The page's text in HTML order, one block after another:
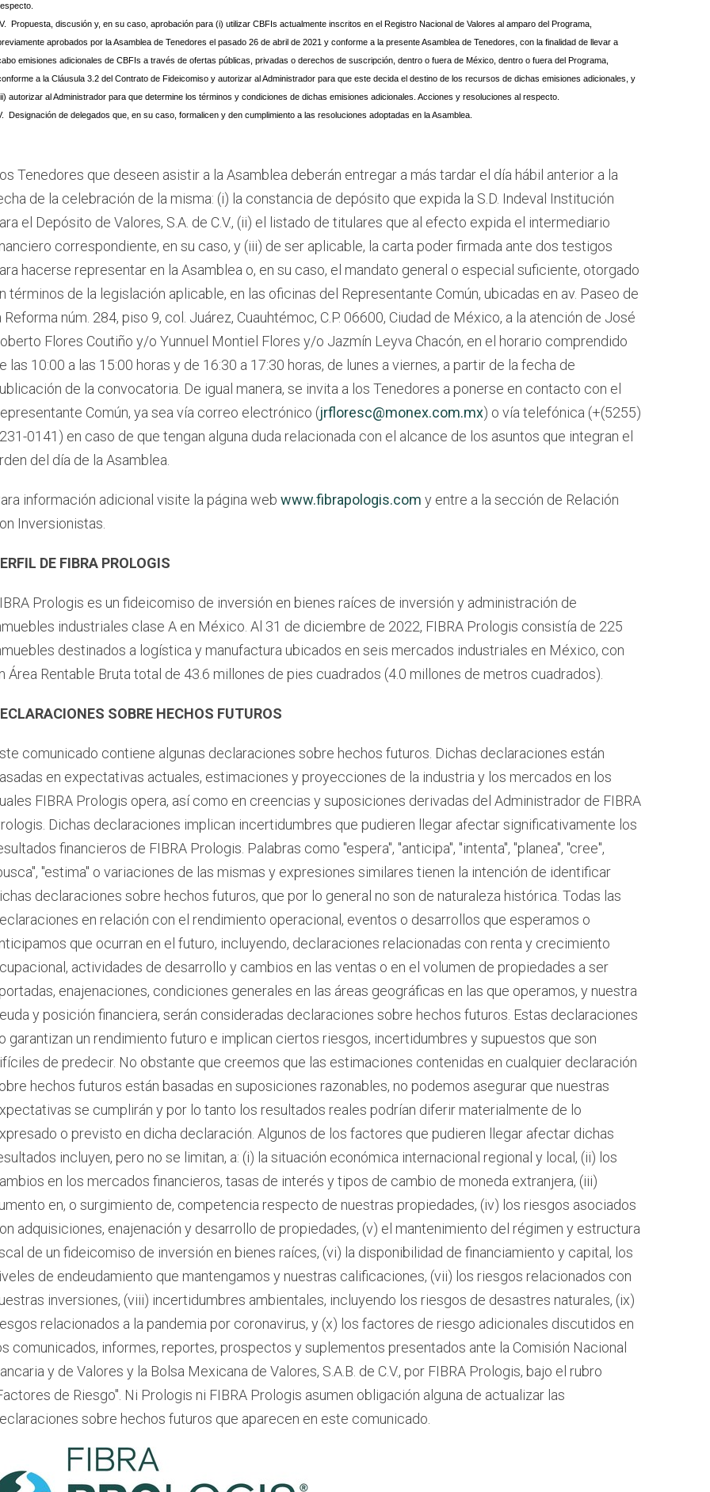
Propuesta, discusión y, en su caso, aprobación para (i) utilizar CBFIs actualmente inscritos en el Registro Nacional de Valores al amparo del Programa,
aprobados por la Asamblea de Tenedores el pasado 26 de abril de 2021 y conforme a la presente Asamblea de Tenedores, con la finalidad de llevar a
emisiones adicionales de CBFIs a través de ofertas públicas, privadas o derechos de suscripción, dentro o fuera de México, dentro o fuera del Programa,
a la Cláusula 3.2 del Contrato de Fideicomiso y autorizar al Administrador para que este decida el destino de los recursos de dichas emisiones adicionales, y
autorizar al Administrador para que determine los términos y condiciones de dichas emisiones adicionales. Acciones y resoluciones al respecto.
Designación de delegados que, en su caso, formalicen y den cumplimiento a las resoluciones adoptadas en la Asamblea.
Tenedores que deseen asistir a la Asamblea deberán entregar a más tardar el día hábil anterior a la
de la celebración de la misma: (i) la constancia de depósito que expida la S.D. Indeval Institución
el Depósito de Valores, S.A. de C.V., (ii) el listado de titulares que al efecto expida el intermediario
correspondiente, en su caso, y (iii) de ser aplicable, la carta poder firmada ante dos testigos
hacerse representar en la Asamblea o, en su caso, el mandato general o especial suficiente, otorgado
términos de la legislación aplicable, en las oficinas del Representante Común, ubicadas en av. Paseo de
Reforma núm. 284, piso 9, col. Juárez, Cuauhtémoc, C.P. 06600, Ciudad de México, a la atención de José
Flores Coutiño y/o Yunnuel Montiel Flores y/o Jazmín Leyva Chacón, en el horario comprendido
las 10:00 a las 15:00 horas y de 16:30 a 17:30 horas, de lunes a viernes, a partir de la fecha de
de la convocatoria. De igual manera, se invita a los Tenedores a ponerse en contacto con el
Común, ya sea vía correo electrónico (jrfloresc@monex.com.mx) o vía telefónica (+(5255)
0141) en caso de que tengan alguna duda relacionada con el alcance de los asuntos que integran el
del día de la Asamblea.
información adicional visite la página web www.fibrapologis.com y entre a la sección de Relación
Inversionistas.
DE FIBRA PROLOGIS
Prologis es un fideicomiso de inversión en bienes raíces de inversión y administración de
industriales clase A en México. Al 31 de diciembre de 2022, FIBRA Prologis consistía de 225
destinados a logística y manufactura ubicados en seis mercados industriales en México, con
Área Rentable Bruta total de 43.6 millones de pies cuadrados (4.0 millones de metros cuadrados).
SOBRE HECHOS FUTUROS
comunicado contiene algunas declaraciones sobre hechos futuros. Dichas declaraciones están
en expectativas actuales, estimaciones y proyecciones de la industria y los mercados en los
FIBRA Prologis opera, así como en creencias y suposiciones derivadas del Administrador de FIBRA
Dichas declaraciones implican incertidumbres que pudieren llegar afectar significativamente los
financieros de FIBRA Prologis. Palabras como "espera", "anticipa", "intenta", "planea", "cree",
"estima" o variaciones de las mismas y expresiones similares tienen la intención de identificar
declaraciones sobre hechos futuros, que por lo general no son de naturaleza histórica. Todas las
en relación con el rendimiento operacional, eventos o desarrollos que esperamos o
que ocurran en el futuro, incluyendo, declaraciones relacionadas con renta y crecimiento
actividades de desarrollo y cambios en las ventas o en el volumen de propiedades a ser
enajenaciones, condiciones generales en las áreas geográficas en las que operamos, y nuestra
y posición financiera, serán consideradas declaraciones sobre hechos futuros. Estas declaraciones
garantizan un rendimiento futuro e implican ciertos riesgos, incertidumbres y supuestos que son
de predecir. No obstante que creemos que las estimaciones contenidas en cualquier declaración
hechos futuros están basadas en suposiciones razonables, no podemos asegurar que nuestras
se cumplirán y por lo tanto los resultados reales podrían diferir materialmente de lo
o previsto en dicha declaración. Algunos de los factores que pudieren llegar afectar dichas
incluyen, pero no se limitan, a: (i) la situación económica internacional regional y local, (ii) los
en los mercados financieros, tasas de interés y tipos de cambio de moneda extranjera, (iii)
en, o surgimiento de, competencia respecto de nuestras propiedades, (iv) los riesgos asociados
adquisiciones, enajenación y desarrollo de propiedades, (v) el mantenimiento del régimen y estructura
de un fideicomiso de inversión en bienes raíces, (vi) la disponibilidad de financiamiento y capital, los
de endeudamiento que mantengamos y nuestras calificaciones, (vii) los riesgos relacionados con
inversiones, (viii) incertidumbres ambientales, incluyendo los riesgos de desastres naturales, (ix)
relacionados a la pandemia por coronavirus, y (x) los factores de riesgo adicionales discutidos en
comunicados, informes, reportes, prospectos y suplementos presentados ante la Comisión Nacional
y de Valores y la Bolsa Mexicana de Valores, S.A.B. de C.V., por FIBRA Prologis, bajo el rubro
de Riesgo". Ni Prologis ni FIBRA Prologis asumen obligación alguna de actualizar las
sobre hechos futuros que aparecen en este comunicado.